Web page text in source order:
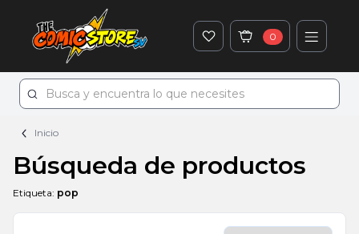
0
Inicio
Búsqueda de productos
Etiqueta: pop